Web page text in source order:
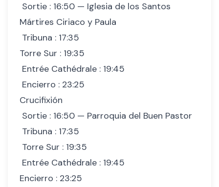
Sortie : 16:50 — Iglesia de los Santos
Mártires Ciriaco y Paula
Tribuna : 17:35
Torre Sur : 19:35
Entrée Cathédrale : 19:45
Encierro : 23:25
Crucifixión
Sortie : 16:50 — Parroquia del Buen Pastor
Tribuna : 17:35
Torre Sur : 19:35
Entrée Cathédrale : 19:45
Encierro : 23:25